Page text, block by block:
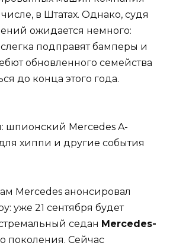
в Штатах. Однако, судя
ожидается немного:
подправят бамперы и
обновленного семейства
до конца этого года.
Mercedes анонсировал
уже 21 сентября будет
седан Mercedes-
поколения. Сейчас